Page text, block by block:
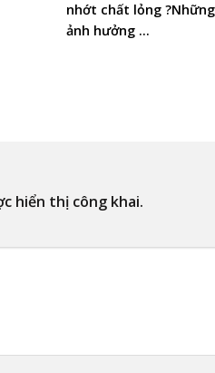
nhớt chất lỏng
ảnh hưởng ...
hiển thị công khai.